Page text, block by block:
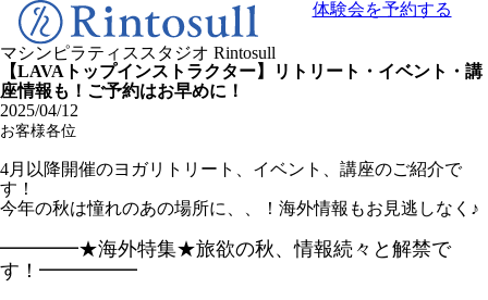
マシンピラティススタジオ Rintosull
体験会を予約する
【LAVAトップインストラクター】リトリート・イベント・講
座情報も！ご予約はお早めに！
2025/04/12
お客様各位
4月以降開催のヨガリトリート、イベント、講座のご紹介で
す！
今年の秋は憧れのあの場所に、、！海外情報もお見逃しなく♪
━━━━★海外特集★旅欲の秋、情報続々と解禁で
す！━━━━━